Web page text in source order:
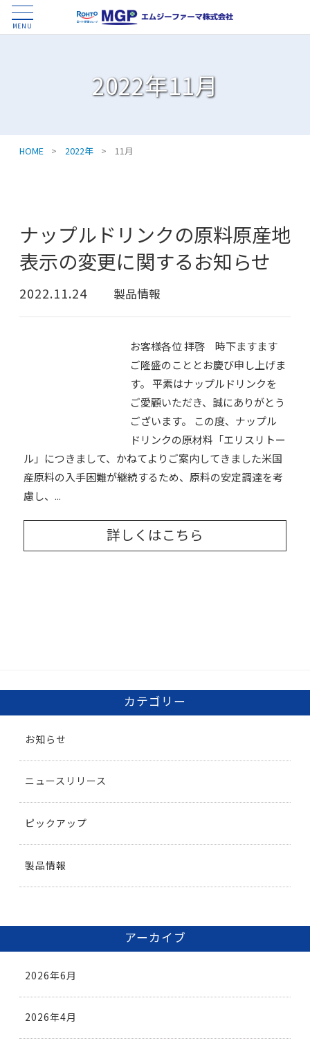
MENU
2022年11月
HOME > 2022年 > 11月
ナップルドリンクの原料原産地
表示の変更に関するお知らせ
2022.11.24 製品情報
お客様各位 拝啓 時下ますます
ご隆盛のこととお慶び申し上げま
す。 平素はナップルドリンクを
ご愛顧いただき、誠にありがとう
ございます。 この度、ナップル
ドリンクの原材料「エリスリトー
ル」につきまして、かねてよりご案内してきました米国
産原料の入手困難が継続するため、原料の安定調達を考
慮し、...
詳しくはこちら
カテゴリー
お知らせ
ニュースリリース
ピックアップ
製品情報
アーカイブ
2026年6月
2026年4月